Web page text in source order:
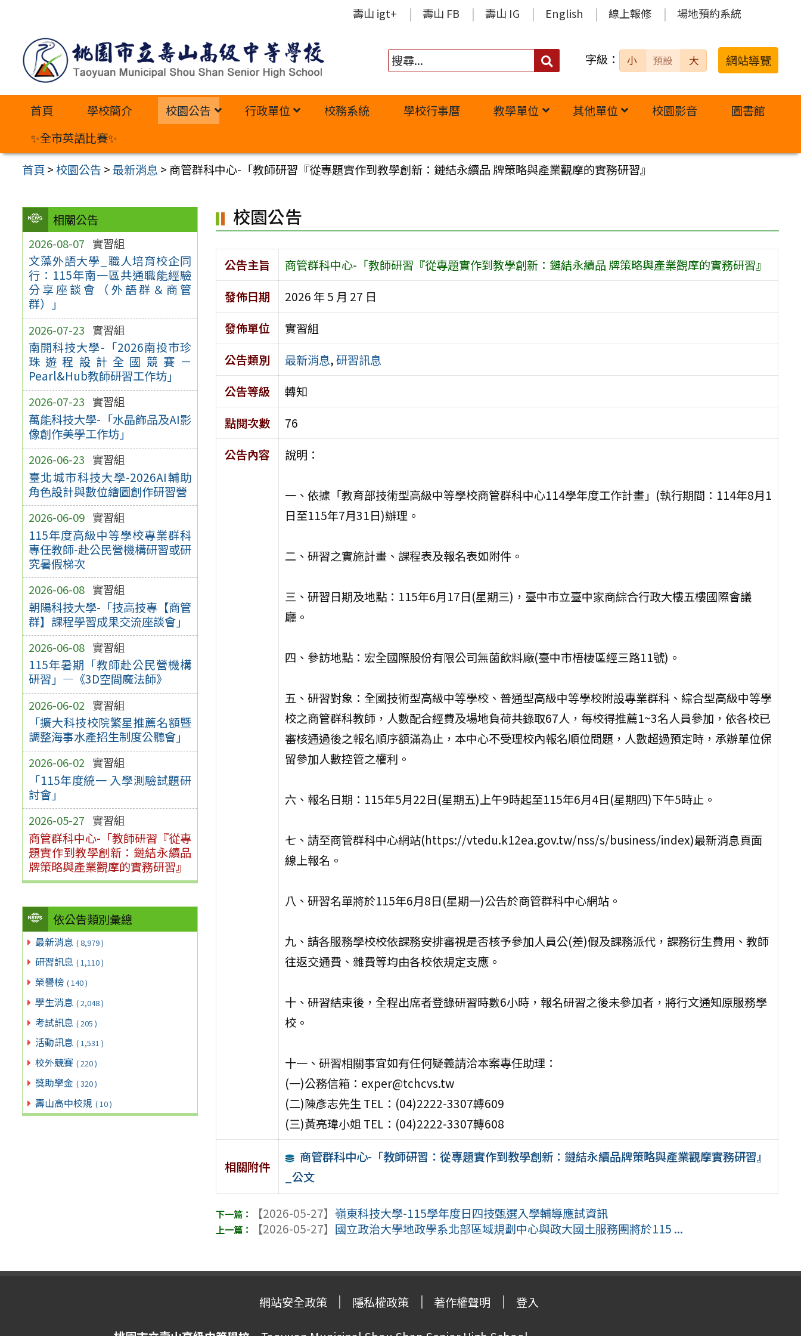
內
壽山 igt+ 壽山 FB 壽山 IG English 線上報修 場地預約系統
搜
字級： 小 預設 大 網站導覽
首頁 學校簡介 校園公告 行政單位 校務系統 學校行事曆 教學單位 其他單位 校園影音
圖書館
✨全市英語比賽✨
首頁 >校園公告 >最新消息 > 商管群科中心-「教師研習『從專題實作到教學創新：鏈結永續品 牌策略與產業觀摩的實務研習』
相關公告
2026-08-07 實習組
文藻外語大學_職人培育校企同
行：115年南一區共通職能經驗
分享座談會（外語群＆商管
群）」
2026-07-23 實習組
南開科技大學-「2026南投市珍
珠遊程設計全國競賽－
Pearl&Hub教師研習工作坊」
2026-07-23 實習組
萬能科技大學-「水晶飾品及AI影
像創作美學工作坊」
2026-06-23 實習組
臺北城市科技大學-2026AI輔助
角色設計與數位繪圖創作研習營
2026-06-09 實習組
115年度高級中等學校專業群科
專任教師-赴公民營機構研習或研
究暑假梯次
2026-06-08 實習組
朝陽科技大學-「技高技專【商管
群】課程學習成果交流座談會」
2026-06-08 實習組
115年暑期「教師赴公民營機構
研習」—《3D空間魔法師》
2026-06-02 實習組
「擴大科技校院繁星推薦名額暨
調整海事水產招生制度公聽會」
2026-06-02 實習組
「115年度統一 入學測驗試題研
討會」
2026-05-27 實習組
商管群科中心-「教師研習『從專
題實作到教學創新：鏈結永續品
牌策略與產業觀摩的實務研習』
依公告類別彙總
最新消息 ( 8,979 )
研習訊息 ( 1,110 )
榮譽榜 ( 140 )
學生消息 ( 2,048 )
考試訊息 ( 205 )
活動訊息 ( 1,531 )
校外競賽 ( 220 )
獎助學金 ( 320 )
壽山高中校規 ( 10 )
校園公告
公告主旨
商管群科中心-「教師研習『從專題實作到教學創新：鏈結永續品 牌策略與產業觀摩的實務研習』
發佈日期
2026 年 5 月 27 日
發佈單位
實習組
公告類別
最新消息,研習訊息
公告等級
轉知
點閱次數
76
公告內容
說明：
一、依據「教育部技術型高級中等學校商管群科中心114學年度工作計畫」(執行期間：114年8月1
日至115年7月31日)辦理。
二、研習之實施計畫、課程表及報名表如附件。
三、研習日期及地點：115年6月17日(星期三)，臺中市立臺中家商綜合行政大樓五樓國際會議
廳。
四、參訪地點：宏全國際股份有限公司無菌飲料廠(臺中市梧棲區經三路11號)。
五、研習對象：全國技術型高級中等學校、普通型高級中等學校附設專業群科、綜合型高級中等學
校之商管群科教師，人數配合經費及場地負荷共錄取67人，每校得推薦1~3名人員參加，依各校已
審核通過後之報名順序額滿為止，本中心不受理校內報名順位問題，人數超過預定時，承辦單位保
留參加人數控管之權利。
六、報名日期：115年5月22日(星期五)上午9時起至115年6月4日(星期四)下午5時止。
七、請至商管群科中心網站(https://vtedu.k12ea.gov.tw/nss/s/business/index)最新消息頁面
線上報名。
八、研習名單將於115年6月8日(星期一)公告於商管群科中心網站。
九、請各服務學校校依課務安排審視是否核予參加人員公(差)假及課務派代，課務衍生費用、教師
往返交通費、雜費等均由各校依規定支應。
十、研習結束後，全程出席者登錄研習時數6小時，報名研習之後未參加者，將行文通知原服務學
校。
十一、研習相關事宜如有任何疑義請洽本案專任助理：
(一)公務信箱：exper@tchcvs.tw
(二)陳彥志先生 TEL：(04)2222-3307轉609
(三)黃亮瑋小姐 TEL：(04)2222-3307轉608
相關附件
商管群科中心-「教師研習：從專題實作到教學創新：鏈結永續品牌策略與產業觀摩實務研習』
_公文
【2026-05-27】嶺東科技大學-115學年度日四技甄選入學輔導應試資訊
【2026-05-27】 國立政治大學地政學系北部區域規劃中心與政大國土服務團將於115 ...
網站安全政策 隱私權政策 著作權聲明 登入